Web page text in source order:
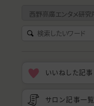
いいねした記事
サロン記事一覧